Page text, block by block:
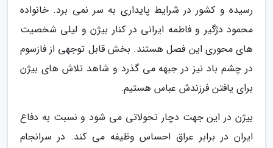
رسیده و کشور در شرایط پایداری به سر نمی برد. خانواده
محمود دژگیر و فاطمه ایرانی در کنار بیژن و لیلی شخصیت
های محوری این فصل هستند. بخش قابل توجهی از فازسوم
در چشم باد نیز در جبهه می گذرد و شاهد تلاش های بیژن
برای یافتن فرزندش عباس هستیم.
بیژن در این جهت دچار تحولاتی می شود و نسبت به دفاع
ایران در برابر عراق احساس وظیفه می کند. در سرانجام